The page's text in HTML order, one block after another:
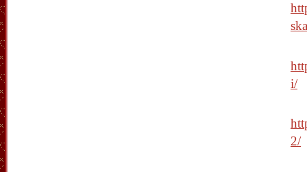
i/
2/